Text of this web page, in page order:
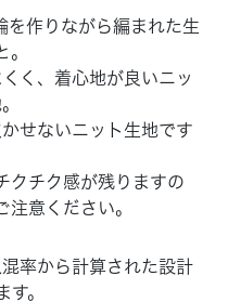
を作りながら編まれた生
。
く、着心地が良いニッ
せないニット生地です
クチク感が残りますの
注意ください。
率から計算された設計
す。